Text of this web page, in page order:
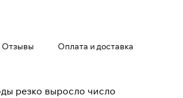
Отзывы Оплата и доставка
резко выросло число